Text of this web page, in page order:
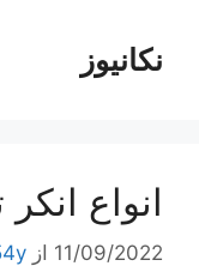
محتوانکانیوز
انواع
11/09/2022 از